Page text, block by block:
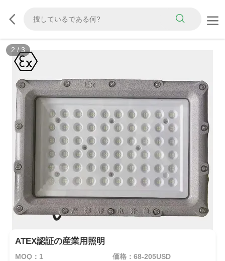
2 /3
ATEX認証の産業用照明
MOQ：1 価格：68-205USD